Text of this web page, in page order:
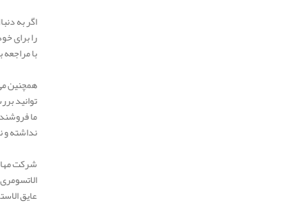
اگر به
را برای
با
همچنین
توانید
ما
نداشته و
شرکت
عایق